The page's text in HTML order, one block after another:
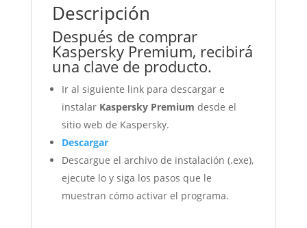
Descripción
Después de comprar
Kaspersky Premium, recibirá
una clave de producto.
Ir al siguiente link para descargar e
instalar Kaspersky Premium desde el
sitio web de Kaspersky.
Descargar
Descargue el archivo de instalación (.exe),
ejecute lo y siga los pasos que le
muestran cómo activar el programa.